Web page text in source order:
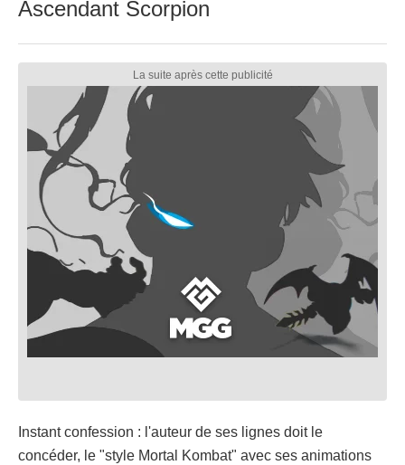
Ascendant Scorpion
Instant confession : l'auteur de ses lignes doit le
concéder, le "style Mortal Kombat" avec ses animations